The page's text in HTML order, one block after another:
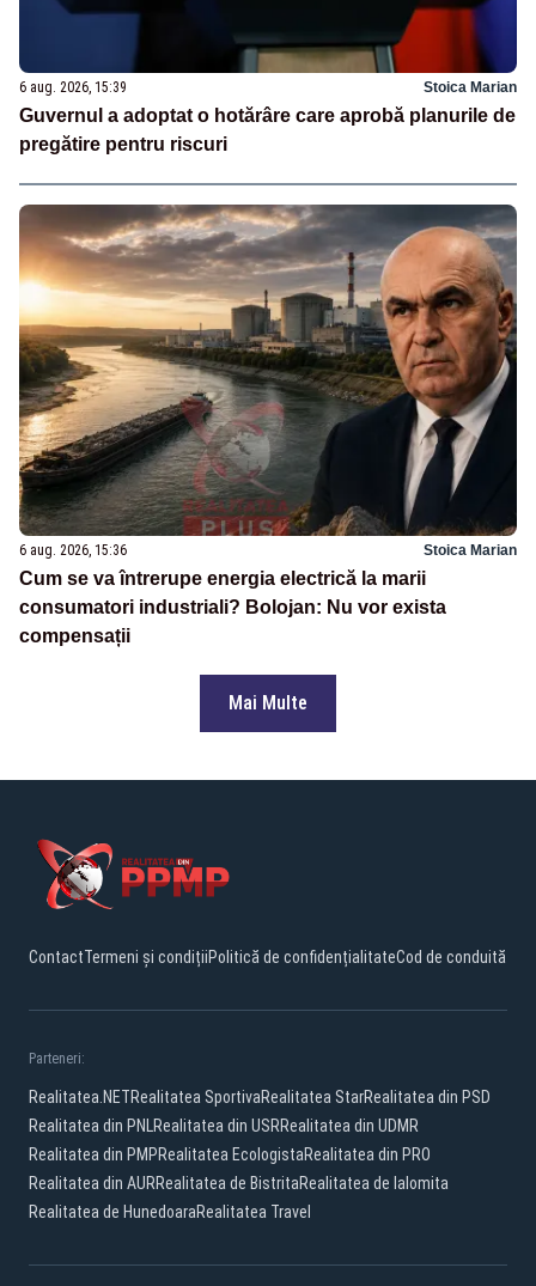
6 aug. 2026, 15:39 Stoica Marian
Guvernul a adoptat o hotărâre care aprobă planurile de
pregătire pentru riscuri
6 aug. 2026, 15:36 Stoica Marian
Cum se va întrerupe energia electrică la marii
consumatori industriali? Bolojan: Nu vor exista
compensații
Mai Multe
ContactTermeni și condițiiPolitică de confidențialitateCod de conduită
Parteneri:
Realitatea.NETRealitatea SportivaRealitatea StarRealitatea din PSD
Realitatea din PNLRealitatea din USRRealitatea din UDMR
Realitatea din PMPRealitatea EcologistaRealitatea din PRO
Realitatea din AURRealitatea de BistritaRealitatea de Ialomita
Realitatea de HunedoaraRealitatea Travel